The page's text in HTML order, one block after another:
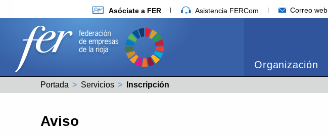
Asóciate a FER Asistencia FERCom Correo web
Organización
Portada Servicios Actual:
Inscripción
Aviso